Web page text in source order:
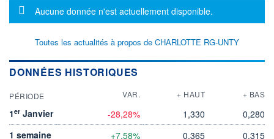
Message d'information
Aucune donnée n'est actuellement disponible.
Toutes les actualités à propos de CHARLOTTE RG-UNTY
DONNÉES HISTORIQUES
PÉRIODE VAR. + HAUT + BAS
1er Janvier -28,28% 1,330
0,280
1 semaine
+7,58% 0,365 0,315